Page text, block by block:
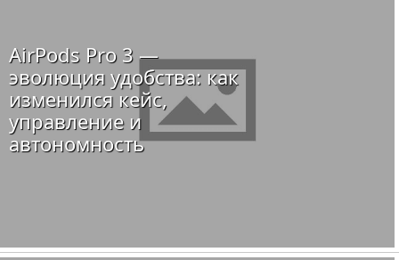
AirPods Pro 3 —
эволюция удобства: как
изменился кейс,
управление и
автономность